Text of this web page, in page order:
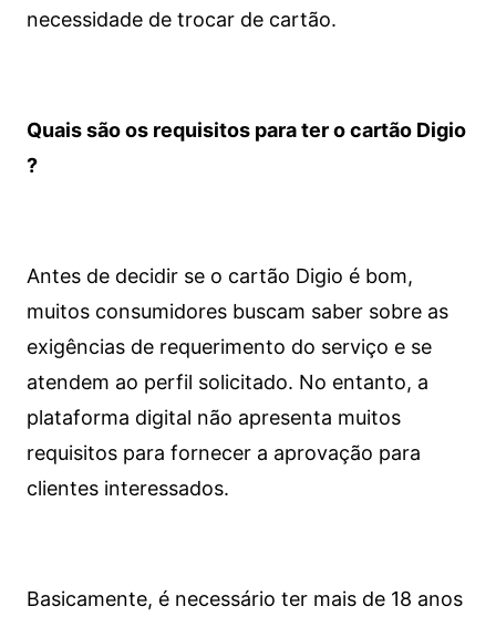
necessidade de trocar de cartão.
Quais são os requisitos para ter o cartão Digio
?
Antes de decidir se o cartão Digio é bom,
muitos consumidores buscam saber sobre as
exigências de requerimento do serviço e se
atendem ao perfil solicitado. No entanto, a
plataforma digital não apresenta muitos
requisitos para fornecer a aprovação para
clientes interessados.
Basicamente, é necessário ter mais de 18 anos